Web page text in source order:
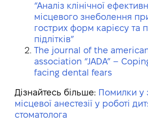
“Аналіз клінічної
місцевого знеболення
гострих форм карієсу та
підлітків”
The journal of the
association “JADA” –
facing dental fears
Дізнайтесь більше: Помилки у
місцевої анестезії у роботі
стоматолога